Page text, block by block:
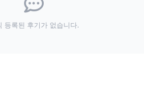
등록된 후기가 없습니다.